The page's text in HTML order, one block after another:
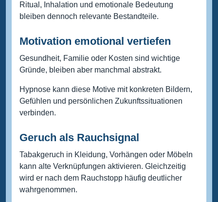
Ritual, Inhalation und emotionale Bedeutung
bleiben dennoch relevante Bestandteile.
Motivation emotional vertiefen
Gesundheit, Familie oder Kosten sind wichtige
Gründe, bleiben aber manchmal abstrakt.
Hypnose kann diese Motive mit konkreten Bildern,
Gefühlen und persönlichen Zukunftssituationen
verbinden.
Geruch als Rauchsignal
Tabakgeruch in Kleidung, Vorhängen oder Möbeln
kann alte Verknüpfungen aktivieren. Gleichzeitig
wird er nach dem Rauchstopp häufig deutlicher
wahrgenommen.